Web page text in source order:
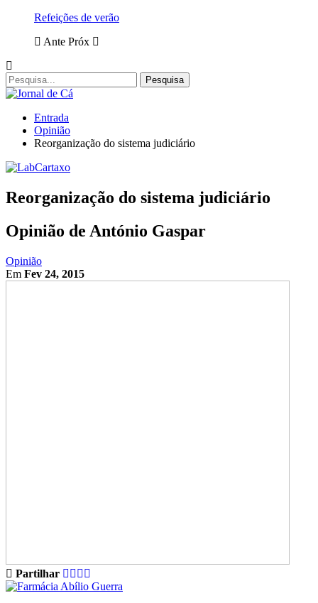
Refeições de verão
Ante Próx
Entrada
Opinião
Reorganização do sistema judiciário
Reorganização do sistema judiciário
Opinião de António Gaspar
Opinião
Em Fev 24, 2015
Partilhar